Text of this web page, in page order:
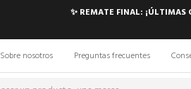
✨ REMATE FINAL: ¡ÚLTIMAS
Sobre nosotros Preguntas frecuentes